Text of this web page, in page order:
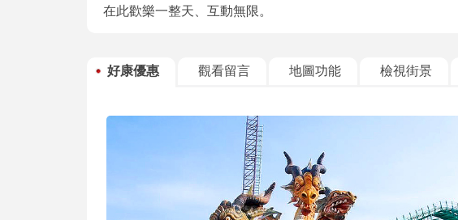
在此歡樂一整天、互動無限。
好康優惠 觀看留言 地圖功能 檢視街景